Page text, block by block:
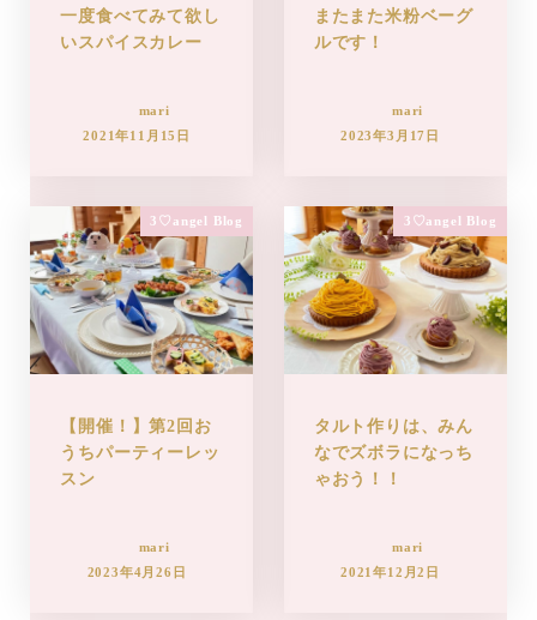
一度食べてみて欲し
いスパイスカレー
mari
2021年11月15日
またまた米粉ベーグ
ルです！
mari
2023年3月17日
3♡angel Blog
【開催！】第2回お
うちパーティーレッ
スン
mari
2023年4月26日
3♡angel Blog
タルト作りは、みん
なでズボラになっち
ゃおう！！
mari
2021年12月2日